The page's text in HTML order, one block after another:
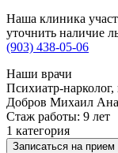
Наша клиника
уточнить наличие
(903) 438-05-06
Наши врачи
Психиатр-нарколог,
Добров Михаил
Стаж работы: 9 лет
1 категория
Записаться на прием